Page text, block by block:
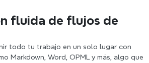
fluida de flujos de
todo tu trabajo en un solo lugar con
Markdown, Word, OPML y más, algo que